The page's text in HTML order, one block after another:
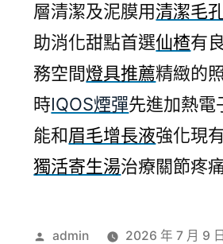
層清潔及泥膜用清潔毛
助消化甜點首選仙楂有
務空間燈具推薦精緻的
時IQOS煙彈先進加熱電
能和眉毛增長液強化現
獨活寄生湯治療關節疼
作
admin 2026 年 7 月 9 日